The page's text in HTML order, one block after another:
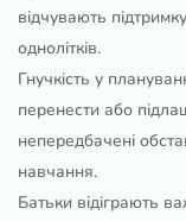
відчувають
однолітків.
Гнучкість у
перенести або
непередбачені
навчання.
Батьки відіграють